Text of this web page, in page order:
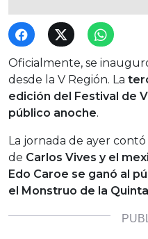
Oficialmente, se
desde la V Región. La
edición del Festival de
público anoche.
La jornada de ayer
de Carlos Vives y el
Edo Caroe se ganó al
el Monstruo de la